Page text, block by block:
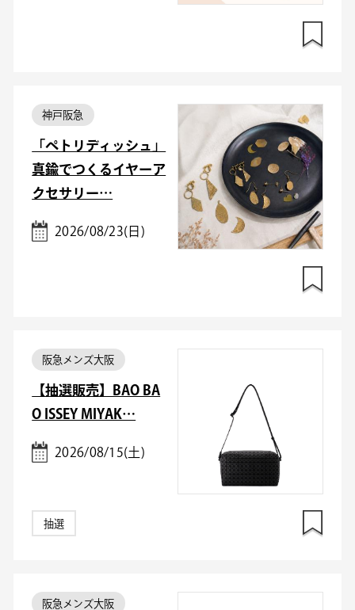
神戸阪急
「ペトリディッシュ」
真鍮でつくるイヤーア
クセサリー…
2026/08/23(日)
阪急メンズ大阪
【抽選販売】BAO BA
O ISSEY MIYAK…
2026/08/15(土)
抽選
阪急メンズ大阪